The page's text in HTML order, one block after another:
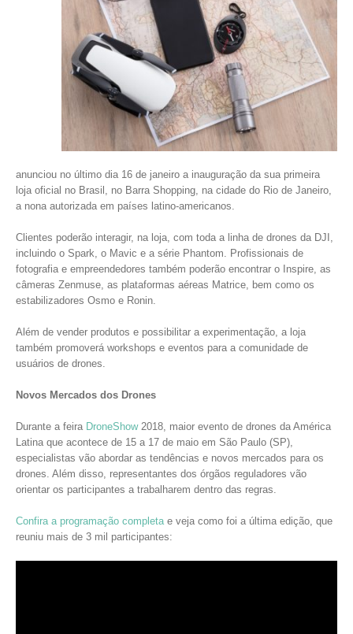
anunciou no último dia 16 de janeiro a inauguração da sua primeira
loja oficial no Brasil, no Barra Shopping, na cidade do Rio de Janeiro,
a nona autorizada em países latino-americanos.
Clientes poderão interagir, na loja, com toda a linha de drones da DJI,
incluindo o Spark, o Mavic e a série Phantom. Profissionais de
fotografia e empreendedores também poderão encontrar o Inspire, as
câmeras Zenmuse, as plataformas aéreas Matrice, bem como os
estabilizadores Osmo e Ronin.
Além de vender produtos e possibilitar a experimentação, a loja
também promoverá workshops e eventos para a comunidade de
usuários de drones.
Novos Mercados dos Drones
Durante a feira DroneShow2018, maior evento de drones da América
Latina que acontece de 15 a 17 de maio em São Paulo (SP),
especialistas vão abordar as tendências e novos mercados para os
drones. Além disso, representantes dos órgãos reguladores vão
orientar os participantes a trabalharem dentro das regras.
Confira a programação completae veja como foi a última edição, que
reuniu mais de 3 mil participantes: